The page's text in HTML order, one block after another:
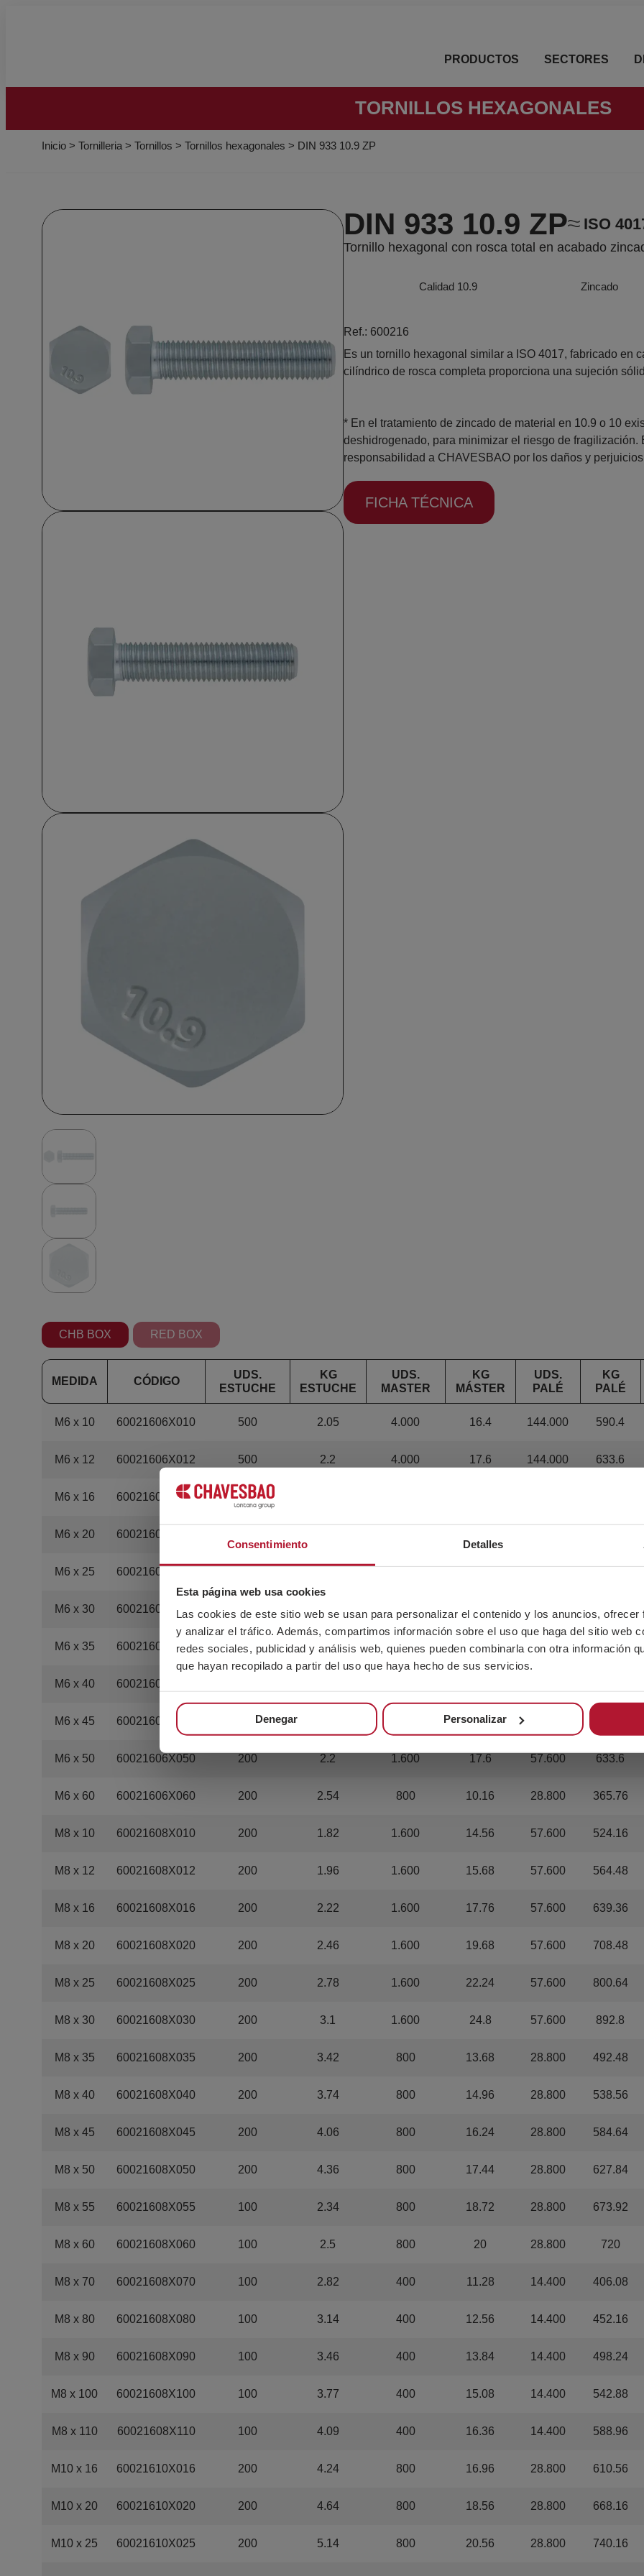
Consentimiento Detalles
Esta página web usa cookies
Las cookies de este sitio web se usan para personalizar el contenido y los anuncios,
y analizar el tráfico. Además, compartimos información sobre el uso que haga del sitio web
redes sociales, publicidad y análisis web, quienes pueden combinarla con otra información
que hayan recopilado a partir del uso que haya hecho de sus servicios.
Denegar Personalizar
PRODUCTOS SECTORES
TORNILLOS HEXAGONALES
Inicio > Tornilleria > Tornillos > Tornillos hexagonales > DIN 933 10.9 ZP
DIN 933 10.9 ZP ISO
Tornillo hexagonal con rosca total en acabado
Calidad 10.9 Zincado
Ref.: 600216
Es un tornillo hexagonal similar a ISO 4017, fabricado en
cilíndrico de rosca completa proporciona una sujeción
* En el tratamiento de zincado de material en 10.9 o 10
deshidrogenado, para minimizar el riesgo de fragilización.
responsabilidad a CHAVESBAO por los daños y
FICHA TÉCNICA
CHB BOX RED BOX
MEDIDA CÓDIGO
UDS.
ESTUCHE
KG
ESTUCHE
UDS.
MASTER
KG
MÁSTER
UDS.
PALÉ
KG
PALÉ
M6 x 10 60021606X010 500 2.05 4.000 16.4 144.000 590.4
M6 x 12 60021606X012 500 2.2 4.000 17.6 144.000 633.6
M6 x 16 60021606X016 500
M6 x 20 60021606X020
M6 x 25 60021606X025
M6 x 30 60021606X030 400 115.200 864
M6 x 35 60021606X035 200 1.66 1.600 13.28 57.600 478.08
M6 x 40 60021606X040
M6 x 45 60021606X045 200 16.16
M6 x 50 60021606X050 200 2.2 1.600 17.6 57.600 633.6
M6 x 60 60021606X060 200 2.54 800 10.16 28.800 365.76
M8 x 10 60021608X010 200 1.82 1.600 14.56 57.600 524.16
M8 x 12 60021608X012 200 1.96 1.600 15.68 57.600 564.48
M8 x 16 60021608X016 200 2.22 1.600 17.76 57.600 639.36
M8 x 20 60021608X020 200 2.46 1.600 19.68 57.600 708.48
M8 x 25 60021608X025 200 2.78 1.600 22.24 57.600 800.64
M8 x 30 60021608X030 200 3.1 1.600 24.8 57.600 892.8
M8 x 35 60021608X035 200 3.42 800 13.68 28.800 492.48
M8 x 40 60021608X040 200 3.74 800 14.96 28.800 538.56
M8 x 45 60021608X045 200 4.06 800 16.24 28.800 584.64
M8 x 50 60021608X050 200 4.36 800 17.44 28.800 627.84
M8 x 55 60021608X055 100 2.34 800 18.72 28.800 673.92
M8 x 60 60021608X060 100 2.5 800 20 28.800 720
M8 x 70 60021608X070 100 2.82 400 11.28 14.400 406.08
M8 x 80 60021608X080 100 3.14 400 12.56 14.400 452.16
M8 x 90 60021608X090 100 3.46 400 13.84 14.400 498.24
M8 x 100 60021608X100 100 3.77 400 15.08 14.400 542.88
M8 x 110 60021608X110 100 4.09 400 16.36 14.400 588.96
M10 x 16 60021610X016 200 4.24 800 16.96 28.800 610.56
M10 x 20 60021610X020 200 4.64 800 18.56 28.800 668.16
M10 x 25 60021610X025 200 5.14 800 20.56 28.800 740.16